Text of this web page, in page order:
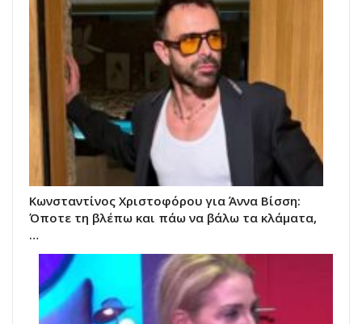
Κωνσταντίνος Χριστοφόρου για Άννα Βίσση:
Όποτε τη βλέπω και πάω να βάλω τα κλάματα,
…